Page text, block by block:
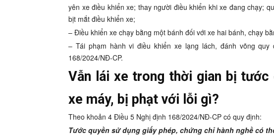
yên xe điều khiển xe; thay người điều khiển khi xe đang chạy;
bịt mắt điều khiển xe;
– Điều khiển xe chạy bằng một bánh đối với xe hai bánh, chạy
– Tái phạm hành vi điều khiển xe lạng lách, đánh võng
168/2024/NĐ-CP.
Vẫn lái xe trong thời gian bị
xe máy, bị phạt với lỗi gì?
Theo khoản 4 Điều 5 Nghị định 168/2024/NĐ-CP có quy định:
Tước quyền sử dụng giấy phép, chứng chỉ hành nghề có